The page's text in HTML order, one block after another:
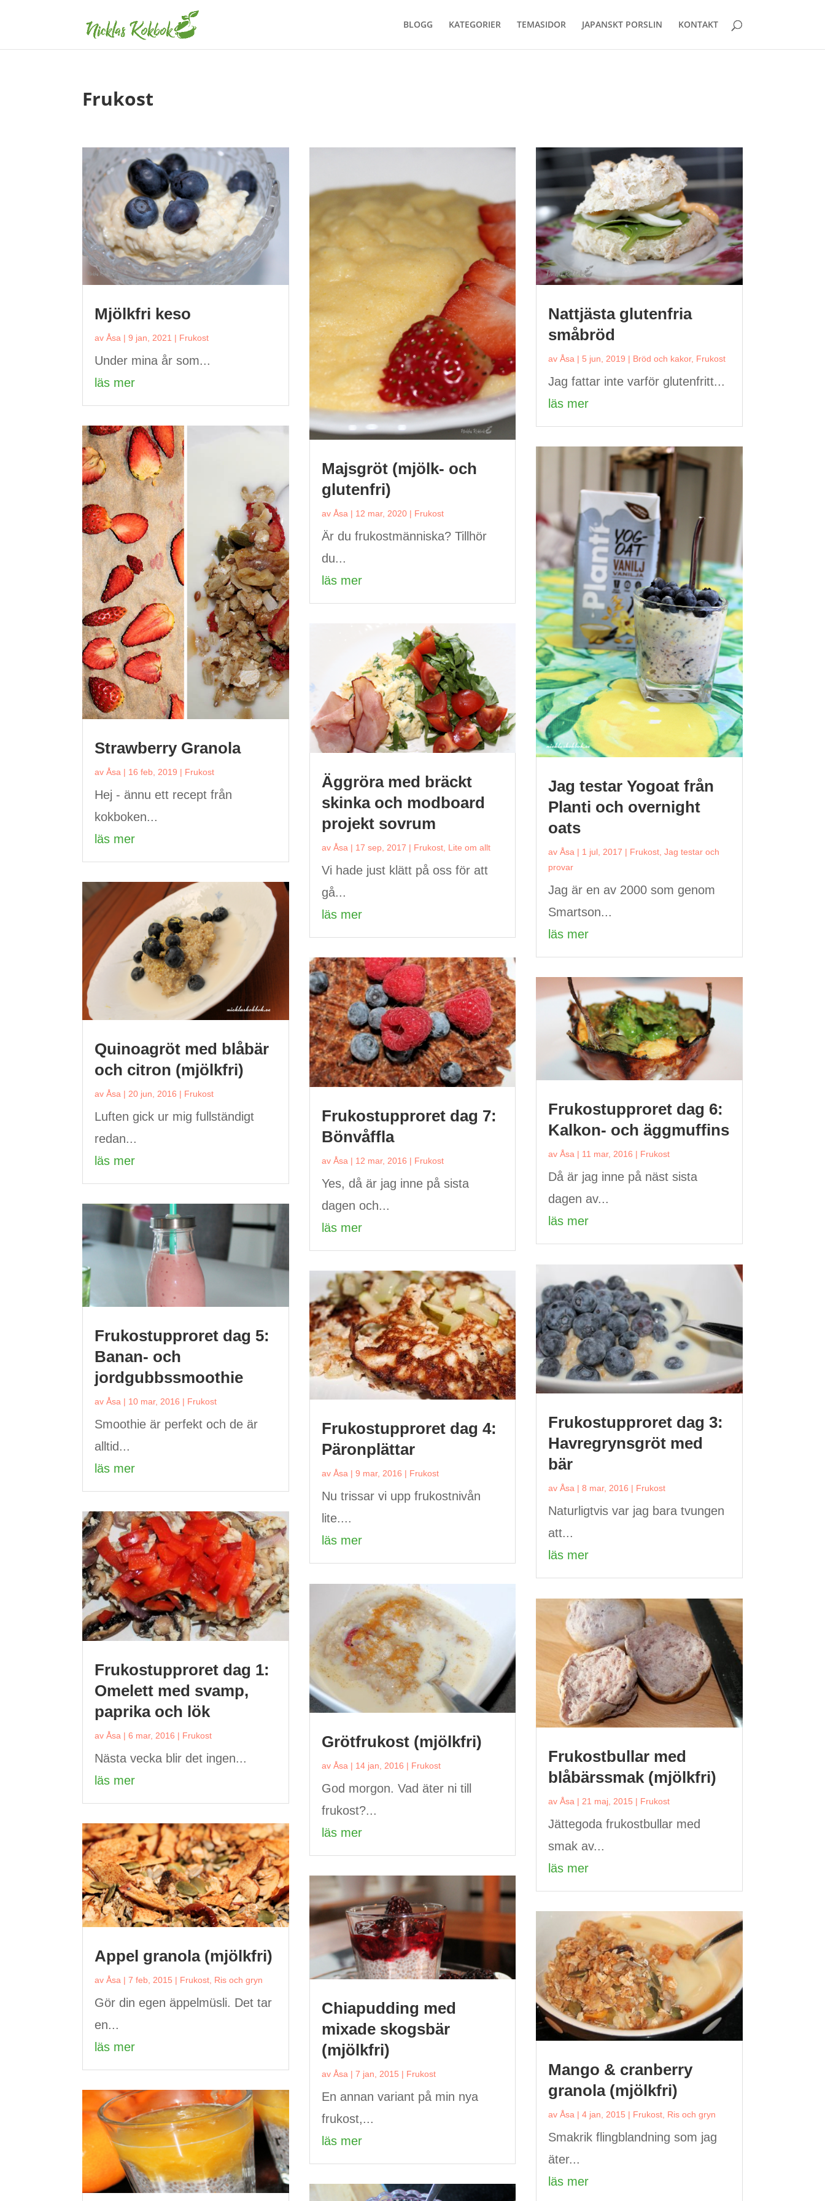
BLOGG KATEGORIER TEMASIDOR JAPANSKT PORSLIN KONTAKT
Frukost
Mjölkfri keso
avÅsa |9 jan, 2021 | Frukost
Under mina år som...
läs mer
Strawberry Granola
avÅsa | 16 feb, 2019 | Frukost
Hej - ännu ett recept från
kokboken...
läs mer
Quinoagröt med blåbär
och citron (mjölkfri)
avÅsa | 20 jun, 2016 | Frukost
Luften gick ur mig fullständigt
redan...
läs mer
Frukostupproret dag 5:
Banan- och
jordgubbssmoothie
avÅsa | 10 mar, 2016 | Frukost
Smoothie är perfekt och de är
alltid...
läs mer
Frukostupproret dag 1:
Omelett med svamp,
paprika och lök
avÅsa |6 mar, 2016 | Frukost
Nästa vecka blir det ingen...
läs mer
Appel granola (mjölkfri)
avÅsa |7 feb, 2015 | Frukost Ris och gryn
Gör din egen äppelmüsli. Det tar
en...
läs mer
Majsgröt (mjölk- och
glutenfri)
av Åsa | 12 mar, 2020| Frukost
Är du frukostmänniska? Tillhör
du...
läs mer
Äggröra med bräckt
skinka och modboard
projekt sovrum
av Åsa | 17 sep, 2017 | Frukost, Lite om allt
Vi hade just klätt på oss för att
gå...
läs mer
Frukostupproret dag 7:
Bönvåffla
av Åsa | 12 mar, 2016 | Frukost
Yes, då är jag inne på sista
dagen och...
läs mer
Frukostupproret dag 4:
Päronplättar
av Åsa| 9 mar, 2016 | Frukost
Nu trissar vi upp frukostnivån
lite....
läs mer
Grötfrukost (mjölkfri)
av Åsa | 14 jan, 2016 | Frukost
God morgon. Vad äter ni till
frukost?...
läs mer
Chiapudding med
mixade skogsbär
(mjölkfri)
av Åsa | 7 jan, 2015 | Frukost
En annan variant på min nya
frukost,...
läs mer
Nattjästa glutenfria
småbröd
av Åsa| 5 jun, 2019 | Bröd och kakor, Frukost
Jag fattar inte varför glutenfritt...
läs mer
Jag testar Yogoat från
Planti och overnight
oats
av Åsa | 1 jul, 2017 | Frukost, Jag testar och
provar
Jag är en av 2000 som genom
Smartson...
läs mer
Frukostupproret dag 6:
Kalkon- och äggmuffins
av Åsa| 11 mar, 2016 | Frukost
Då är jag inne på näst sista
dagen av...
läs mer
Frukostupproret dag 3:
Havregrynsgröt med
bär
av Åsa| 8 mar, 2016 | Frukost
Naturligtvis var jag bara tvungen
att...
läs mer
Frukostbullar med
blåbärssmak (mjölkfri)
av Åsa | 21 maj, 2015 | Frukost
Jättegoda frukostbullar med
smak av...
läs mer
Mango & cranberry
granola (mjölkfri)
av Åsa | 4 jan, 2015 | Frukost, Ris och gryn
Smakrik flingblandning som jag
äter...
läs mer